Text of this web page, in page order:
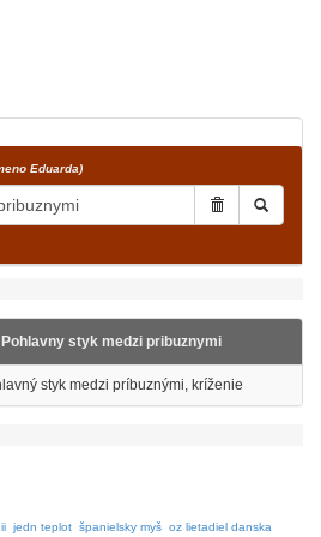
Eduarda)
Pohlavny styk medzi pribuznymi
styk medzi príbuznými, kríženie
jedn teplot španielsky myš oz lietadiel danska